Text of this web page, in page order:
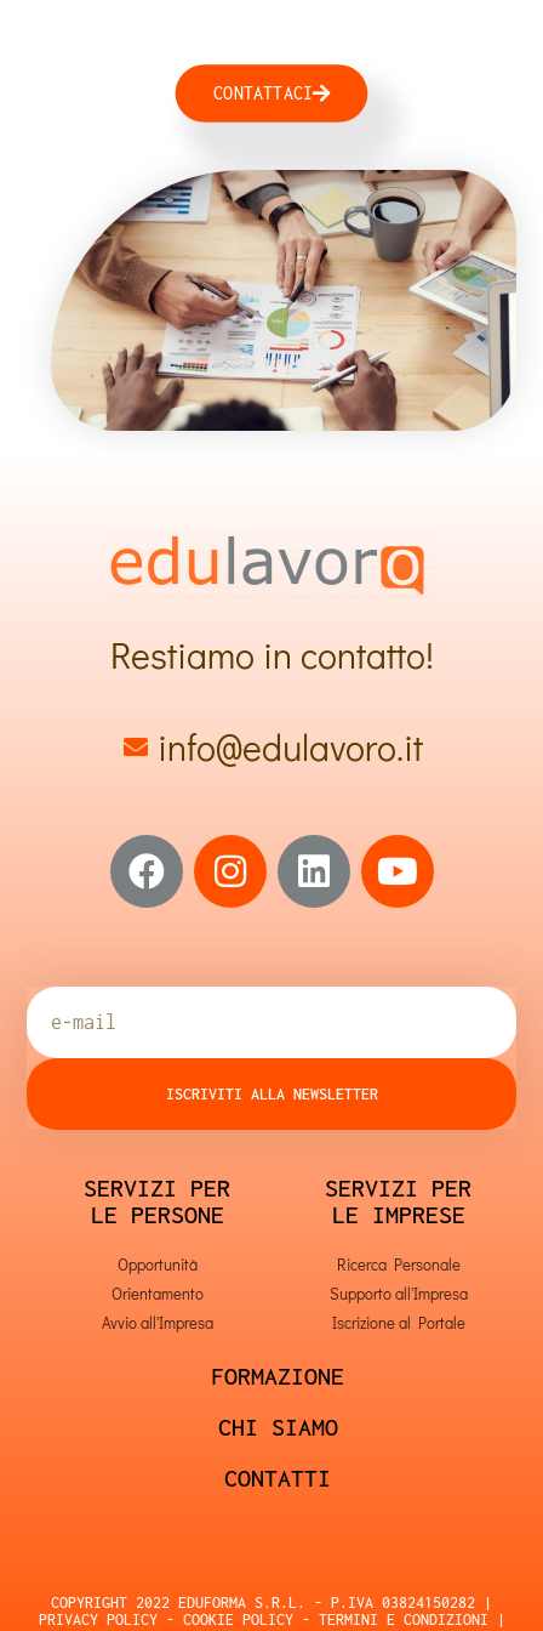
CONTATTACI
Restiamo in contatto!
info@edulavoro.it
ISCRIVITI ALLA NEWSLETTER
SERVIZI PER
LE PERSONE
Opportunità
Orientamento
Avvio all'Impresa
SERVIZI PER
LE IMPRESE
Ricerca Personale
Supporto all'Impresa
Iscrizione al Portale
FORMAZIONE
CHI SIAMO
CONTATTI
COPYRIGHT 2022 EDUFORMA S.R.L. - P.IVA 03824150282 |
PRIVACY POLICY- COOKIE POLICY- TERMINI E CONDIZIONI |